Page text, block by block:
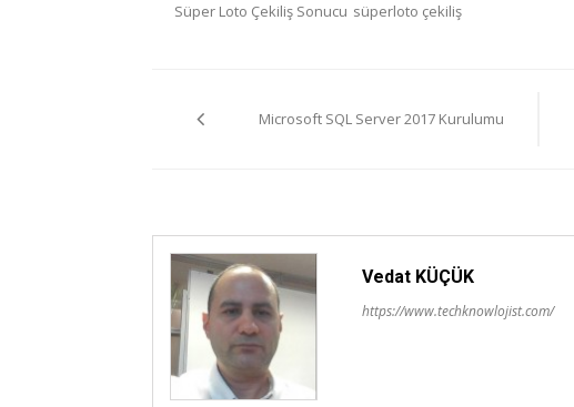
Süper Loto Çekiliş Sonucu süperloto çekiliş
gezinmesi
Microsoft SQL Server 2017 Kurulumu
Vedat KÜÇÜK
https://www.techknowlojist.com/